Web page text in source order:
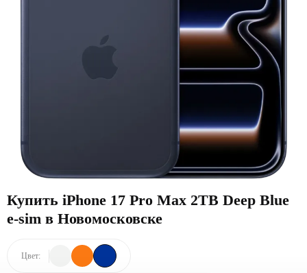
Купить iPhone 17 Pro Max 2TB Deep Blue
e-sim в Новомосковске
Цвет: